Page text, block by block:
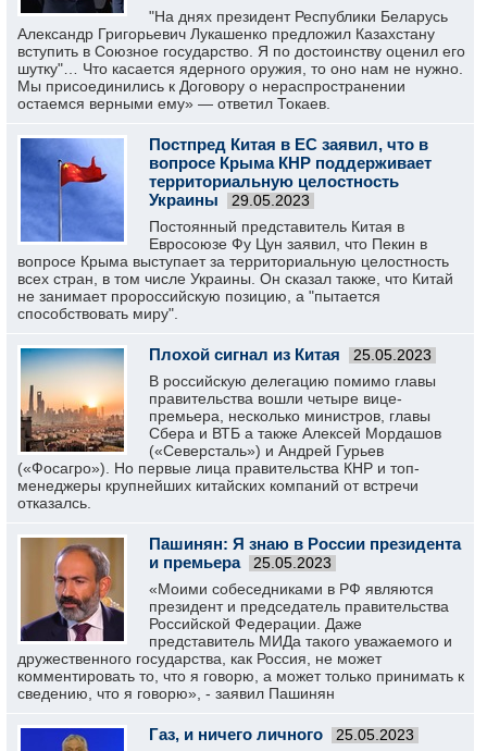
"На днях президент Республики Беларусь
Александр Григорьевич Лукашенко предложил Казахстану
вступить в Союзное государство. Я по достоинству оценил его
шутку"… Что касается ядерного оружия, то оно нам не нужно.
Мы присоединились к Договору о нераспространении
остаемся верными ему» — ответил Токаев.
Постпред Китая в ЕС заявил, что в
вопросе Крыма КНР поддерживает
территориальную целостность
Украины
29.05.2023
Постоянный представитель Китая в
Евросоюзе Фу Цун заявил, что Пекин в
вопросе Крыма выступает за территориальную целостность
всех стран, в том числе Украины. Он сказал также, что Китай
не занимает пророссийскую позицию, а "пытается
способствовать миру".
Плохой сигнал из Китая 25.05.2023
В российскую делегацию помимо главы
правительства вошли четыре вице-
премьера, несколько министров, главы
Сбера и ВТБ а также Алексей Мордашов
(«Северсталь») и Андрей Гурьев
(«Фосагро»). Но первые лица правительства КНР и топ-
менеджеры крупнейших китайских компаний от встречи
отказалсь.
Пашинян: Я знаю в России президента
и премьера
25.05.2023
«Моими собеседниками в РФ являются
президент и председатель правительства
Российской Федерации. Даже
представитель МИДа такого уважаемого и
дружественного государства, как Россия, не может
комментировать то, что я говорю, а может только принимать к
сведению, что я говорю», - заявил Пашинян
Газ, и ничего личного 25.05.2023